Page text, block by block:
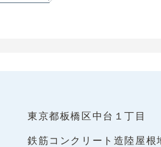
東京都板橋区中台１丁目
鉄筋コンクリート造陸屋根